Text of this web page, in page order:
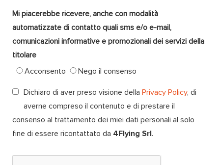
Mi piacerebbe ricevere, anche con modalità
automatizzate di contatto quali sms e/o e-mail,
comunicazioni informative e promozionali dei servizi della
titolare
Acconsento Nego il consenso
Dichiaro di aver preso visione della Privacy Policy, di
averne compreso il contenuto e di prestare il
consenso al trattamento dei miei dati personali al solo
fine di essere ricontattato da 4Flying Srl .